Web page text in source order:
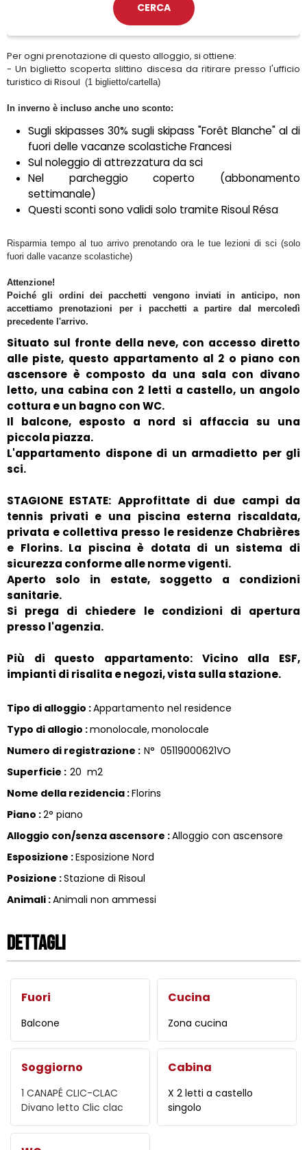
Per ogni prenotazione di questo alloggio, si ottiene:
- Un biglietto scoperta slittino discesa da ritirare presso l'ufficio
turistico di Risoul (1 biglietto/cartella)
In inverno è incluso anche uno sconto:
Sugli skipasses 30% sugli skipass "Forêt Blanche" al di
fuori delle vacanze scolastiche Francesi
Sul noleggio di attrezzatura da sci
Nel parcheggio coperto (abbonamento
settimanale)
Questi sconti sono validi solo tramite Risoul Résa
Risparmia tempo al tuo arrivo prenotando ora le tue lezioni di sci (solo
fuori dalle vacanze scolastiche)
Attenzione!
Poiché gli ordini dei pacchetti vengono inviati in anticipo, non
accettiamo prenotazioni per i pacchetti a partire dal mercoledì
precedente l'arrivo.
Situato sul fronte della neve, con accesso diretto
alle piste, questo appartamento al 2 o piano con
ascensore è composto da una sala con divano
letto, una cabina con 2 letti a castello, un angolo
cottura e un bagno con WC.
Il balcone, esposto a nord si affaccia su una
piccola piazza.
L'appartamento dispone di un armadietto per gli
sci.
STAGIONE ESTATE: Approfittate di due campi da
tennis privati e una piscina esterna riscaldata,
privata e collettiva presso le residenze Chabrières
e Florins. La piscina è dotata di un sistema di
sicurezza conforme alle norme vigenti.
Aperto solo in estate, soggetto a condizioni
sanitarie.
Si prega di chiedere le condizioni di apertura
presso l'agenzia.
Più di questo appartamento: Vicino alla ESF,
impianti di risalita e negozi, vista sulla stazione.
Tipo di alloggio :Appartamento nel residence
Typo di allogio :monolocale monolocale
Numero di registrazione : N° 05119000621VO
Superficie : 20 m2
Nome della rezidencia :Florins
Piano :2° piano
Alloggio con/senza ascensore :Alloggio con ascensore
Esposizione :Esposizione Nord
Posizione :Stazione di Risoul
Animali :Animali non ammessi
Dettagli
Fuori
Balcone
Cucina
Zona cucina
Soggiorno
1 CANAPÉ CLIC-CLAC
Divano letto Clic clac
Cabina
X 2 letti a castello
singolo